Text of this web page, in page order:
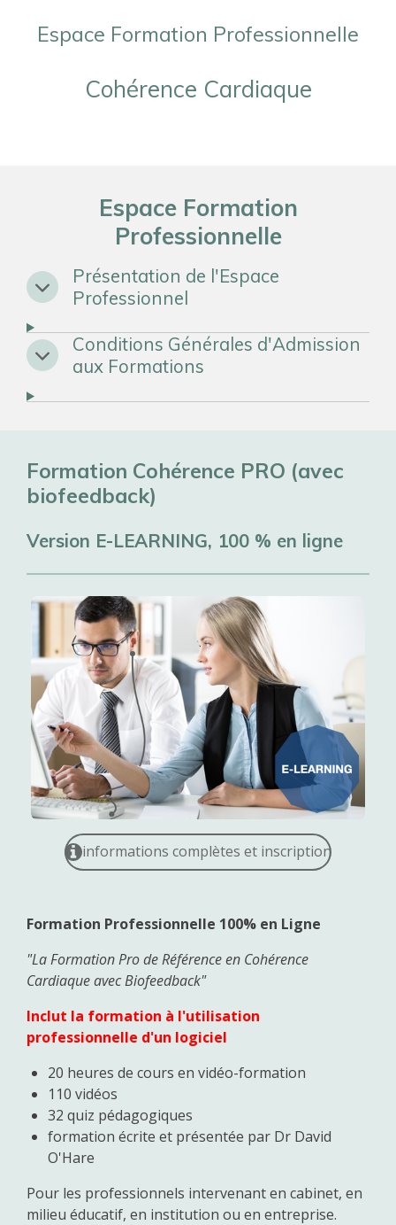
Espace Formation Professionnelle
Cohérence Cardiaque
Espace Formation
Professionnelle
Présentation de l'Espace
Professionnel
Conditions Générales d'Admission
aux Formations
Formation Cohérence PRO (avec
biofeedback)
Version E-LEARNING, 100 % en ligne
informations complètes et inscription
Formation Professionnelle 100% en Ligne
"La Formation Pro de Référence en Cohérence
Cardiaque avec Biofeedback"
Inclut la formation à l'utilisation
professionnelle d'un logiciel
20 heures de cours en vidéo-formation
110 vidéos
32 quiz pédagogiques
formation écrite et présentée par Dr David
O'Hare
Pour les professionnels intervenant en cabinet, en
milieu éducatif, en institution ou en entreprise.